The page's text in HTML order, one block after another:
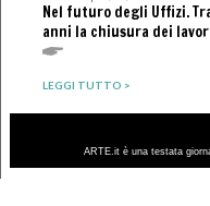
Nel futuro degli Uffizi.
anni la chiusura dei
LEGGI TUTTO >
ARTE.it è una testata